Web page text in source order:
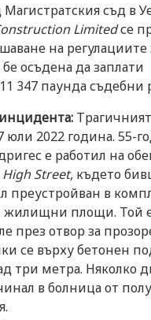
съд в
Limitedсе
на регулациите
осъдена да заплати
347 паунда съдебни
юли 2022 година. 55-
е работил на
Street, където
преустройван в
жилищни площи. Той
през отвор за
се върху бетонен
три метра. Няколко
в болница от